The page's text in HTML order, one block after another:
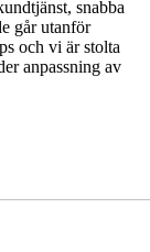
snabba
går utanför
och vi är stolta
anpassning av